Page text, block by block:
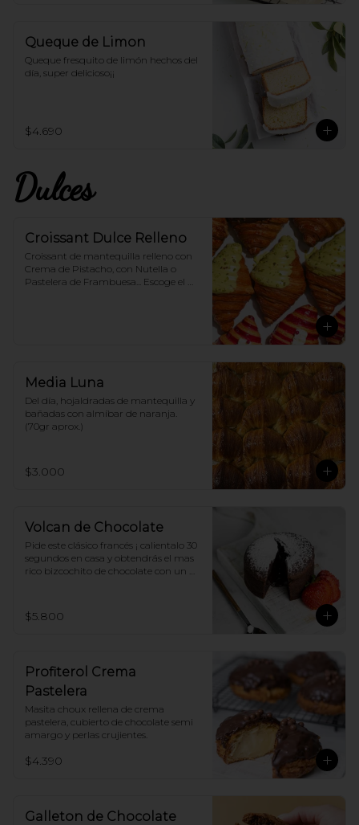
Queque de Limon
Queque fresquito de limón hechos del
día, super delicioso¡¡
$4.690
Dulces
Croissant Dulce Relleno
Croissant de mantequilla relleno con
Crema de Pistacho, con Nutella o
Pastelera de Frambuesa... Escoge el
Media Luna
Del día, hojaldradas de mantequilla y
bañadas con almíbar de naranja.
(70gr aprox.)
$3.000
Volcan de Chocolate
Pide este clásico francés ¡ calientalo 30
segundos en casa y obtendrás el mas
rico bizcochito de chocolate con un
disfruta ¡
$5.800
Profiterol Crema
Pastelera
Masita choux rellena de crema
pastelera, cubierto de chocolate semi
amargo y perlas crujientes.
$4.390
Galleton de Chocolate